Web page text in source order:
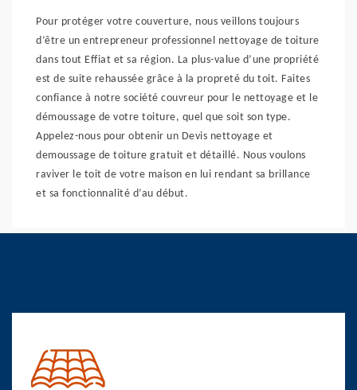
Pour protéger votre couverture, nous veillons toujours
d’être un entrepreneur professionnel nettoyage de toiture
dans tout Effiat et sa région. La plus-value d’une propriété
est de suite rehaussée grâce à la propreté du toit. Faites
confiance à notre société couvreur pour le nettoyage et le
démoussage de votre toiture, quel que soit son type.
Appelez-nous pour obtenir un Devis nettoyage et
demoussage de toiture gratuit et détaillé. Nous voulons
raviver le toit de votre maison en lui rendant sa brillance
et sa fonctionnalité d’au début.